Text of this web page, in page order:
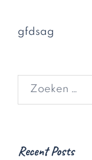
gfdsag
Zoeken
Recent Posts